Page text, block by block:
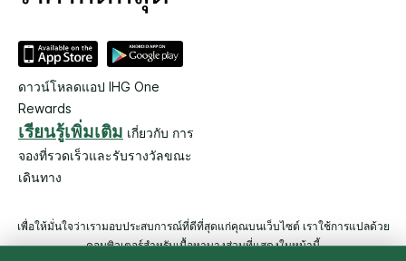
ดาวน์โหลดแอป IHG One
Rewards
เรียนรู้เพิ่มเติม เกี่ยวกับ การ
จองที่รวดเร็วและรับรางวัลขณะ
เดินทาง
เพื่อให้มั่นใจว่าเรามอบประสบการณ์ที่ดีที่สุดแก่คุณบนเว็บไซต์ เราใช้การแปลด้วย
คอมพิวเตอร์สำหรับเนื้อหาบางส่วนที่แสดงในหน้านี้